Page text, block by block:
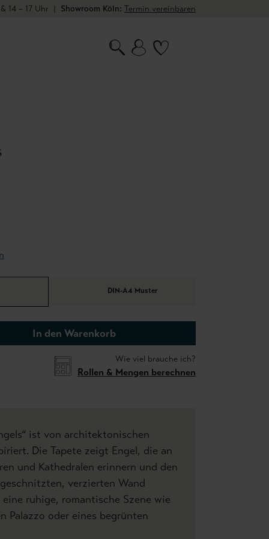
14 – 17 Uhr | Showroom Köln: Termin vereinbaren
DIN-A4 Muster
In den Warenkorb
Wie viel brauche ich?
Rollen & Mengen berechnen
ist von architektonischen
Die Tapete zeigt Engel, die an
und Kathedralen erinnern und den
verzierten Wand
ruhige, romantische Szene wie
Palazzo oder eines begrünten